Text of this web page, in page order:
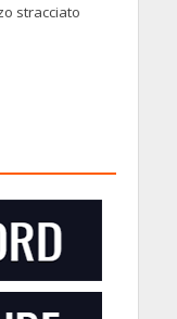
stracciato